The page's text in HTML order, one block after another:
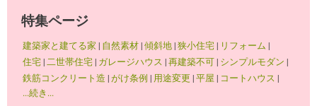
特集ページ
建築家と建てる家 | 自然素材|傾斜地|狭小住宅| リフォーム |
住宅| 二世帯住宅| ガレージハウス |再建築不可| シンプルモダン |
鉄筋コンクリート造 |がけ条例 | 用途変更 |平屋 | コートハウス |
...続き...